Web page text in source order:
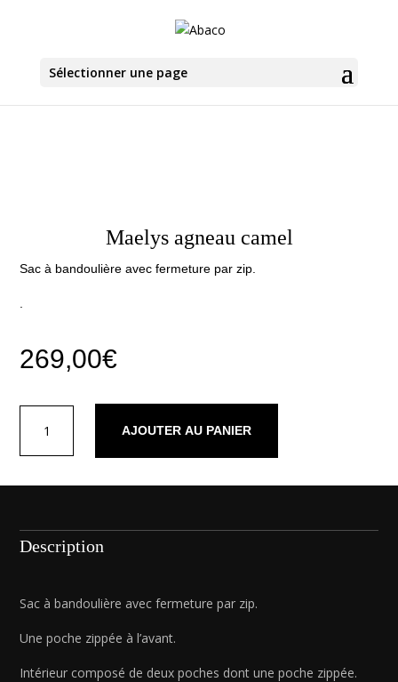
Sélectionner une page
Maelys agneau camel
Sac à bandoulière avec fermeture par zip.
269,00€
Maelys
AJOUTER AU PANIER
Description
Sac à bandoulière avec fermeture par zip.
Une poche zippée à l’avant.
Intérieur composé de deux poches dont une poche zippée.